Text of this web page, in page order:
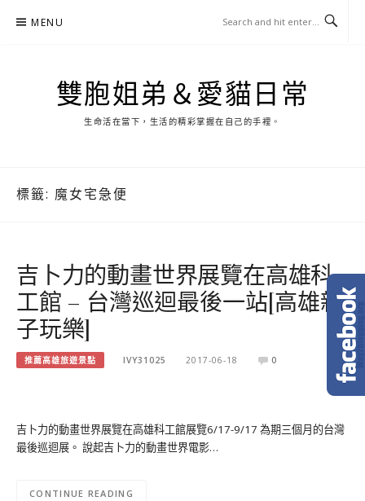
MENU
雙胞姐弟＆愛貓日常
生命活在當下，生活的精彩掌握在自己的手裡。
標籤: 魔女宅急便
吉卜力的動畫世界展覽在高雄科
工館 – 台灣巡迴最後一站[高雄親
子玩樂]
推薦高雄旅遊景點 IVY31025 2017-06-18 0
吉卜力的動畫世界展覽在高雄科工館展覽6/17-9/17 為期三個月的台灣
最後巡迴展。 說起吉卜力的動畫世界電影…
CONTINUE READING